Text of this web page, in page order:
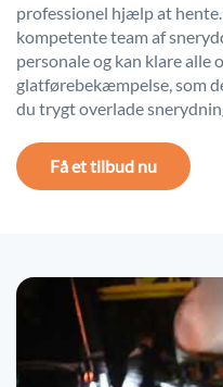
professionel hjælp at hente.
kompetente team af
personale og kan klare alle
glatførebekæmpelse, som
du trygt overlade
Få et tilbud nu